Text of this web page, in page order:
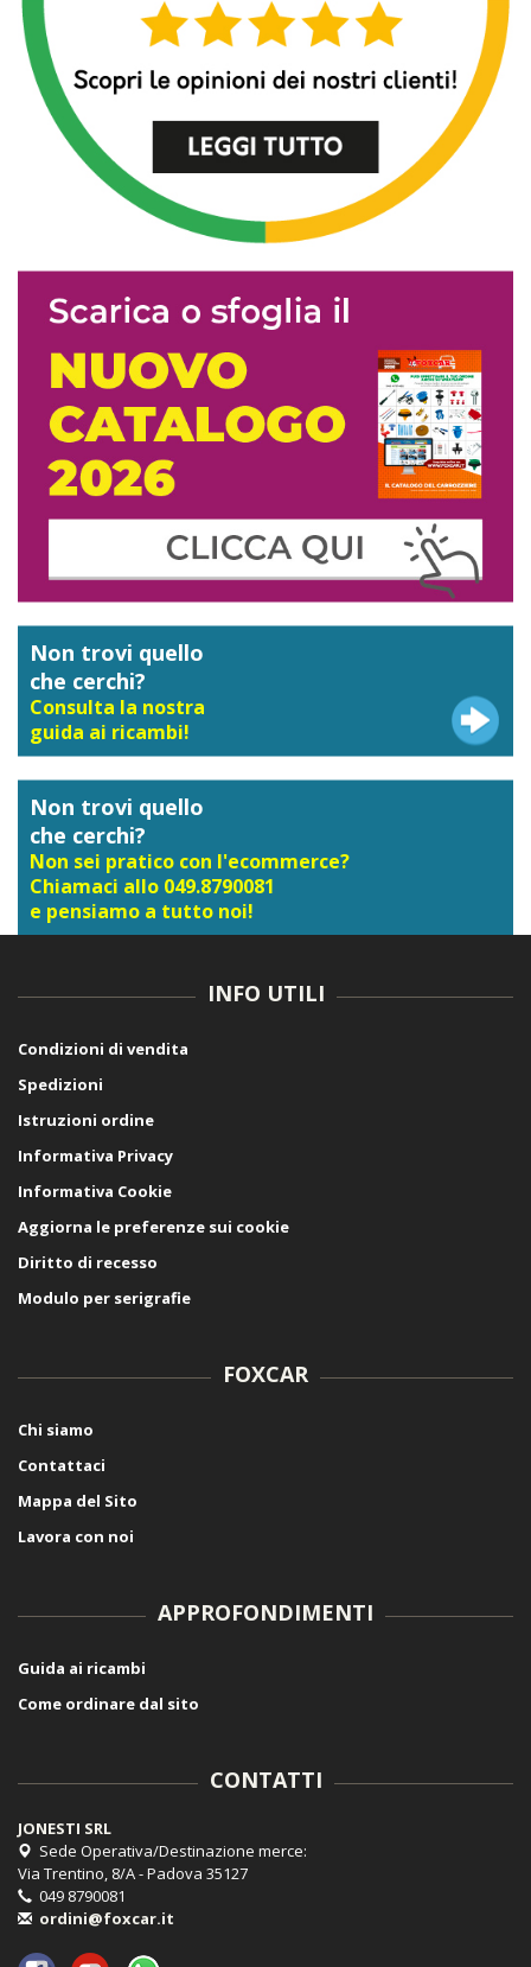
Non trovi quello
che cerchi?
Consulta la nostra
guida ai ricambi!
Non trovi quello
che cerchi?
Non sei pratico con l'ecommerce?
Chiamaci allo 049.8790081
e pensiamo a tutto noi!
INFO UTILI
Condizioni di vendita
Spedizioni
Istruzioni ordine
Informativa Privacy
Informativa Cookie
Aggiorna le preferenze sui cookie
Diritto di recesso
Modulo per serigrafie
FOXCAR
Chi siamo
Contattaci
Mappa del Sito
Lavora con noi
APPROFONDIMENTI
Guida ai ricambi
Come ordinare dal sito
CONTATTI
JONESTI SRL
Sede Operativa/Destinazione merce:
Via Trentino, 8/A - Padova 35127
049 8790081
ordini@foxcar.it